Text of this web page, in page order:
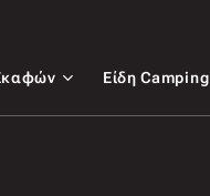
Είδη Camping